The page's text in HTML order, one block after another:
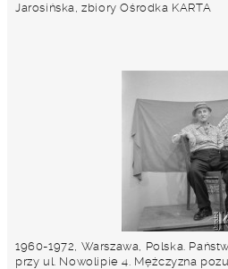
Jarosińska, zbiory Ośrodka KARTA
1960-1972, Warszawa, Polska.
przy ul. Nowolipie 4. Mężczyzna